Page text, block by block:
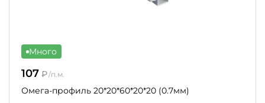
Много
107 ₽/п.м.
Омега-профиль 20*20*60*20*20 (0.7мм)